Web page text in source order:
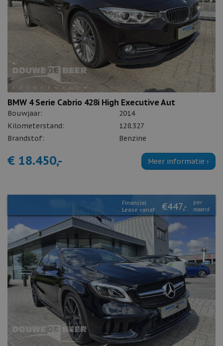
BMW 4 Serie Cabrio 428i High Executive Aut
Bouwjaar:
2014
Kilometerstand:
128.327
Brandstof:
Benzine
€ 18.450,- Meer informatie ›
Financial
Lease vanaf:
€447,-
per
maand